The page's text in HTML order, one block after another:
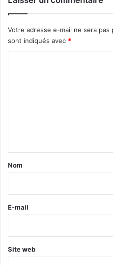
Votre adresse e-mail ne sera pas
sont indiqués avec *
a
e
Nom
E-mail
Site web